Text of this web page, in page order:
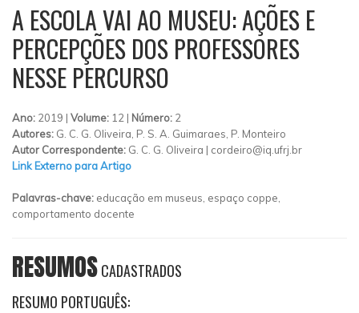
A ESCOLA VAI AO MUSEU: AÇÕES E
PERCEPÇÕES DOS PROFESSORES
NESSE PERCURSO
Ano: 2019 | Volume: 12 | Número: 2
Autores: G. C. G. Oliveira, P. S. A. Guimaraes, P. Monteiro
Autor Correspondente: G. C. G. Oliveira | cordeiro@iq.ufrj.br
Link Externo para Artigo
Palavras-chave: educação em museus, espaço coppe,
comportamento docente
RESUMOSCADASTRADOS
RESUMO PORTUGUÊS: